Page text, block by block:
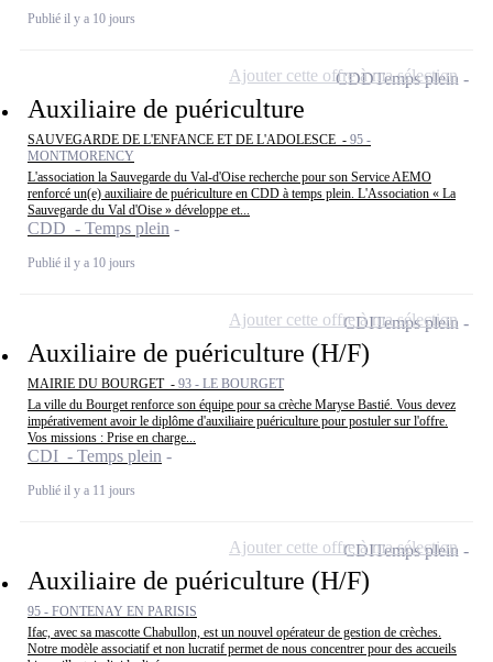
Publié il y a 10 jours
Auxiliaire de puériculture
SAUVEGARDE DE L'ENFANCE ET DE L'ADOLESCE - 95 -
MONTMORENCY
L'association la Sauvegarde du Val-d'Oise recherche pour son Service AEMO
renforcé un(e) auxiliaire de puériculture en CDD à temps plein. L'Association « La
Sauvegarde du Val d'Oise » développe et...
CDD - Temps plein
Publié il y a 10 jours
CDDTemps plein
Ajouter cette offre à ma sélection
Auxiliaire de puériculture (H/F)
MAIRIE DU BOURGET - 93 - LE BOURGET
La ville du Bourget renforce son équipe pour sa crèche Maryse Bastié. Vous devez
impérativement avoir le diplôme d'auxiliaire puériculture pour postuler sur l'offre.
Vos missions : Prise en charge...
CDI - Temps plein
Publié il y a 11 jours
CDITemps plein
Ajouter cette offre à ma sélection
Auxiliaire de puériculture (H/F)
95 - FONTENAY EN PARISIS
Ifac, avec sa mascotte Chabullon, est un nouvel opérateur de gestion de crèches.
Notre modèle associatif et non lucratif permet de nous concentrer pour des accueils
CDITemps plein
Ajouter cette offre à ma sélection